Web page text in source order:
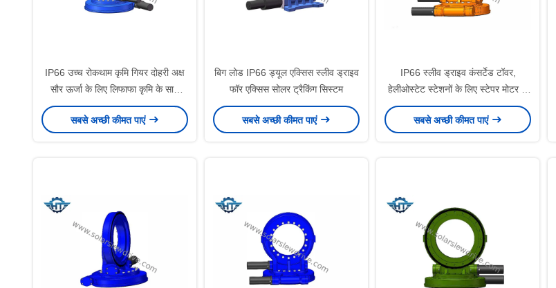
IP66 उच्च रोकथाम कृमि गियर दोहरी अक्ष
सौर ऊर्जा के लिए लिफाफा कृमि के साथ
ड्राइव
सबसे अच्छी कीमत पाएं
बिग लोड IP66 ड्यूल एक्सिस स्लीव ड्राइव
फॉर एक्सिस सोलर ट्रैकिंग सिस्टम
सबसे अच्छी कीमत पाएं
IP66 स्लीव ड्राइव कंसर्टेड टॉवर,
हेलीओस्टेट स्टेशनों के लिए स्टेपर मोटर के
साथ
सबसे अच्छी कीमत पाएं